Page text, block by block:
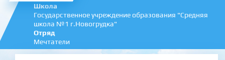
Школа
Государственное учреждение образования "Средняя
школа №1 г.Новогрудка"
Отряд
Мечтатели